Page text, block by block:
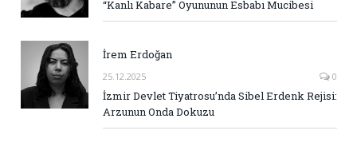
“Kanlı Kabare” Oyununun Esbabı Mucibesi
İrem Erdoğan
25.12.2025 0
İzmir Devlet Tiyatrosu’nda Sibel Erdenk Rejisi:
Arzunun Onda Dokuzu